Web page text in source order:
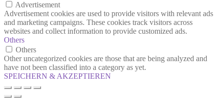
Advertisement
Advertisement cookies are used to provide visitors with relevant ads
and marketing campaigns. These cookies track visitors across
websites and collect information to provide customized ads.
Others
Others
Other uncategorized cookies are those that are being analyzed and
have not been classified into a category as yet.
SPEICHERN & AKZEPTIEREN